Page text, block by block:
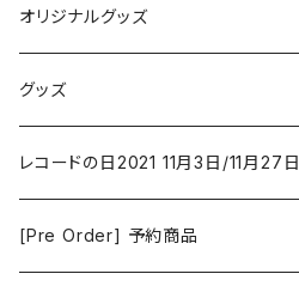
コメディ
ファンタジー/アドベンチャー
アニメーション
ゲーム
Hovvdy
Grouper
New Order
Jazz
オリジナルグッズ
コーヒー
洋服
グッズ
レコードの日2021 11月3日/11月27日
[Pre Order] 予約商品